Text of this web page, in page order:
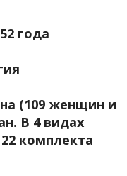
года
(109 женщин и
В 4 видах
комплекта